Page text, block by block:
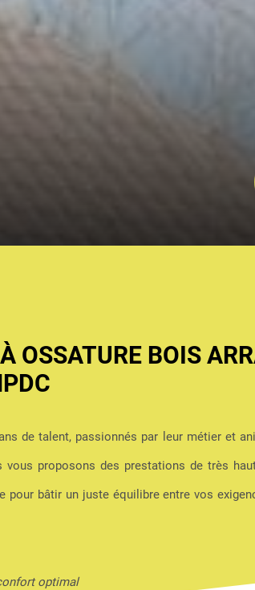
OSSATURE BOIS
de talent, passionnés par leur métier et
proposons des prestations de très
bâtir un juste équilibre entre vos
optimal